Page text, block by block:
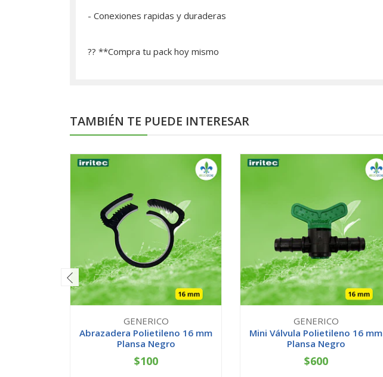
- Conexiones rapidas y duraderas
?? **­Compra tu pack hoy mismo
TAMBIÉN TE PUEDE INTERESAR
GENERICO
Abrazadera Polietileno 16 mm
Plansa Negro
+
$100
GENERICO
Mini Válvula Polietileno 16 mm
Plansa Negro
+
$600